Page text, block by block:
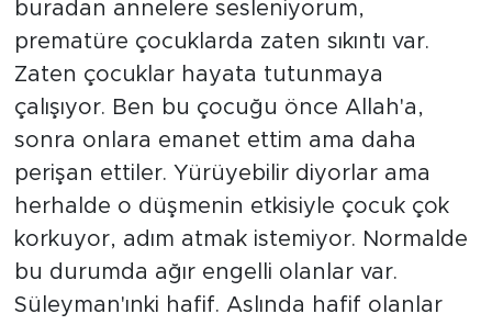
buradan annelere sesleniyorum,
prematüre çocuklarda zaten sıkıntı var.
Zaten çocuklar hayata tutunmaya
çalışıyor. Ben bu çocuğu önce Allah'a,
sonra onlara emanet ettim ama daha
perişan ettiler. Yürüyebilir diyorlar ama
herhalde o düşmenin etkisiyle çocuk çok
korkuyor, adım atmak istemiyor. Normalde
bu durumda ağır engelli olanlar var.
Süleyman'ınki hafif. Aslında hafif olanlar